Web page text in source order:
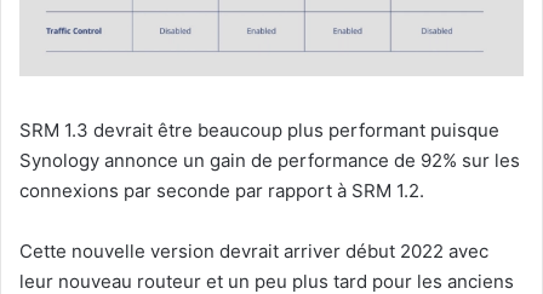
SRM 1.3 devrait être beaucoup plus performant puisque
Synology annonce un gain de performance de 92% sur les
connexions par seconde par rapport à SRM 1.2.
Cette nouvelle version devrait arriver début 2022 avec
leur nouveau routeur et un peu plus tard pour les anciens